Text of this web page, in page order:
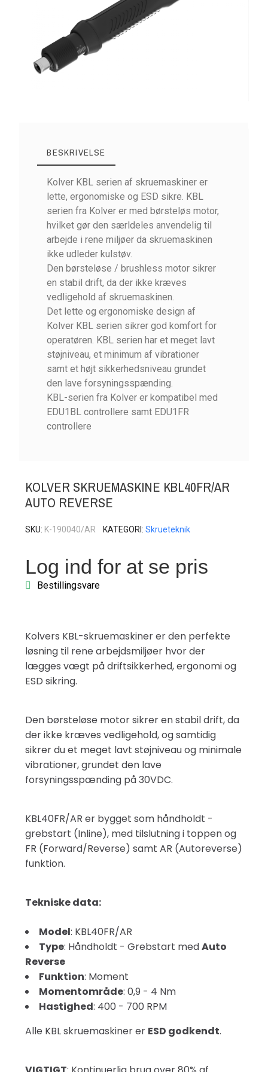
BESKRIVELSE
Kolver KBL serien af skruemaskiner er
lette, ergonomiske og ESD sikre. KBL
serien fra Kolver er med børsteløs motor,
hvilket gør den særldeles anvendelig til
arbejde i rene miljøer da skruemaskinen
ikke udleder kulstøv.
Den børsteløse / brushless motor sikrer
en stabil drift, da der ikke kræves
vedligehold af skruemaskinen.
Det lette og ergonomiske design af
Kolver KBL serien sikrer god komfort for
operatøren. KBL serien har et meget lavt
støjniveau, et minimum af vibrationer
samt et højt sikkerhedsniveau grundet
den lave forsyningsspænding.
KBL-serien fra Kolver er kompatibel med
EDU1BL controllere samt EDU1FR
controllere
KOLVER SKRUEMASKINE KBL40FR/AR
AUTO REVERSE
SKU K-190040/AR KATEGORI Skrueteknik
Log ind for at se pris
Bestillingsvare
Kolvers KBL-skruemaskiner er den perfekte
løsning til rene arbejdsmiljøer hvor der
lægges vægt på driftsikkerhed, ergonomi og
ESD sikring.
Den børsteløse motor sikrer en stabil drift, da
der ikke kræves vedligehold, og samtidig
sikrer du et meget lavt støjniveau og minimale
vibrationer, grundet den lave
forsyningsspænding på 30VDC.
KBL40FR/AR er bygget som håndholdt -
grebstart (Inline), med tilslutning i toppen og
FR (Forward/Reverse) samt AR (Autoreverse)
funktion.
Tekniske data:
Model: KBL40FR/AR
Type: Håndholdt - Grebstart medAuto
Reverse
Funktion: Moment
Momentområde: 0,9 - 4 Nm
Hastighed: 400 - 700 RPM
Alle KBL skruemaskiner er ESD godkendt.